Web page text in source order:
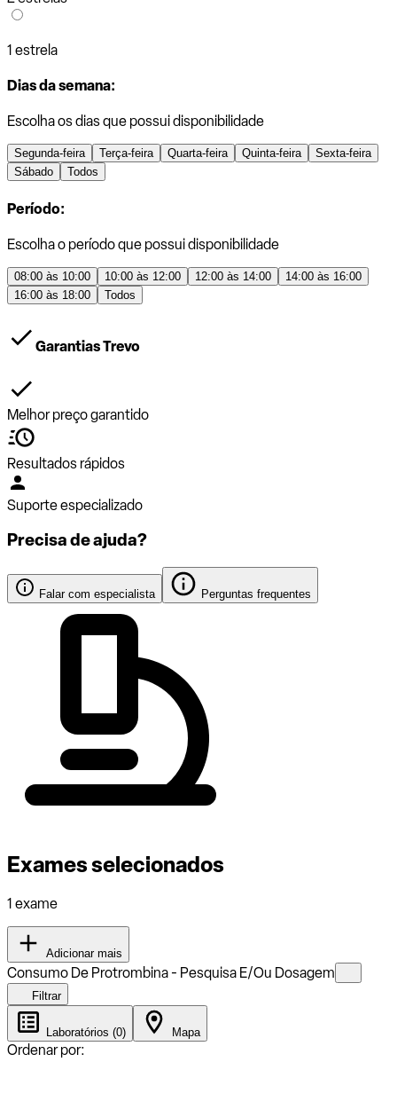
1 estrela
Dias da semana:
Escolha os dias que possui disponibilidade
Segunda-feira Terça-feira Quarta-feira Quinta-feira
Sexta-feira
Sábado
Todos
Período:
Escolha o período que possui disponibilidade
08:00 às 10:00 10:00 às 12:00 12:00 às 14:00
14:00 às 16:00
16:00 às 18:00
Todos
Garantias Trevo
Melhor preço garantido
Resultados rápidos
Suporte especializado
Precisa de ajuda?
Falar com especialista Perguntas frequentes
Exames selecionados
1 exame
Adicionar mais
Consumo De Protrombina - Pesquisa E/Ou Dosagem
Filtrar
Laboratórios (0) Mapa
Ordenar por: